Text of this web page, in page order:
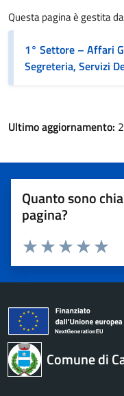
Questa pagina è gestita da
1° Settore – Affari
Segreteria, Servizi
Ultimo aggiornamento:
Quanto sono
pagina?
Valuta 4
Valuta 3
Valuta 2 stelle su
Valuta 1 stelle su 5
Comune di